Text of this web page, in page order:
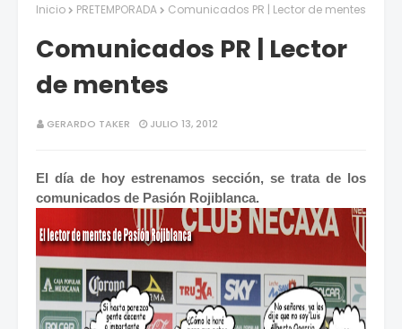
Inicio PRETEMPORADA Comunicados PR | Lector de mentes
Comunicados PR | Lector
de mentes
GERARDO TAKER JULIO 13, 2012
El día de hoy estrenamos sección, se trata de los
comunicados de Pasión Rojiblanca.